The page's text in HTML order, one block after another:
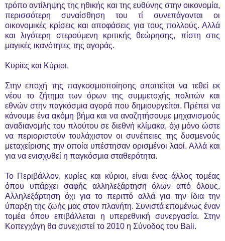
τρόπο αντίληψης της ηθικής και της ευθύνης στην οικονομία,
περισσότερη συναίσθηση του τί συνεπάγονται οι
οικονομικές κρίσεις και αποφάσεις για τους πολλούς. Αλλά
και λιγότερη στερούμενη κριτικής θεώρησης, πίστη στις
μαγικές ικανότητες της αγοράς.
Κυρίες και Κύριοι,
Στην εποχή της παγκοσμιοποίησης απαιτείται να τεθεί εκ
νέου το ζήτημα των όρων της συμμετοχής πολιτών και
εθνών στην παγκόσμια αγορά που δημιουργείται. Πρέπει να
κάνουμε ένα ακόμη βήμα και να αναζητήσουμε μηχανισμούς
αναδιανομής του πλούτου σε διεθνή κλίμακα, όχι μόνο ώστε
να περιοριστούν τουλάχιστον οι συνέπειες της δυσμενούς
μεταχείρισης την οποία υπέστησαν ορισμένοι λαοί. Αλλά και
για να ενισχυθεί η παγκόσμια σταθερότητα.
Το Περιβάλλον, κυρίες και κύριοι, είναι ένας άλλος τομέας
όπου υπάρχει σαφής αλληλεξάρτηση όλων από όλους.
Αλληλεξάρτηση όχι για το περιττό αλλά για την ίδια την
ύπαρξη της ζωής μας στον πλανήτη. Συνιστά επομένως έναν
τομέα όπου επιβάλλεται η υπερεθνική συνεργασία. Στην
Κοπεγχάγη θα συνεχιστεί το 2010 η Σύνοδος του Bali.